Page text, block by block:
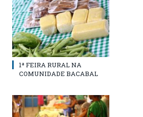
1ª FEIRA RURAL NA
COMUNIDADE BACABAL